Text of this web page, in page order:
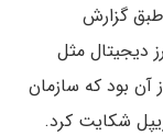
طبق گزارش
بود که سازمان